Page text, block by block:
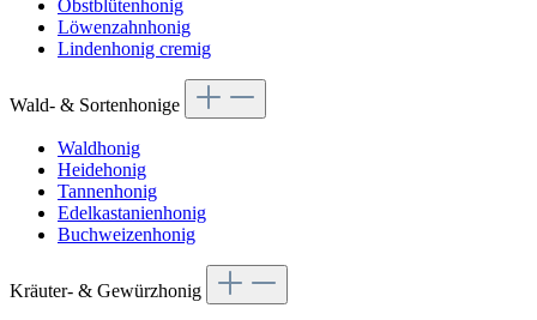
Obstblütenhonig
Löwenzahnhonig
Lindenhonig cremig
Wald- & Sortenhonige
Waldhonig
Heidehonig
Tannenhonig
Edelkastanienhonig
Buchweizenhonig
Kräuter- & Gewürzhonig